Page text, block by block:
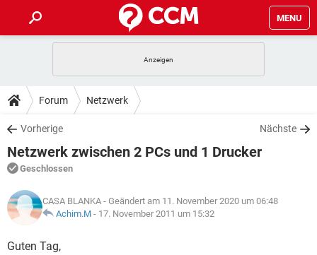
MENU
ANDROID
WINDOWS 10
WHATSAPP TIKTOK
FACEBOOK
TIPPS & TRICKS
SPIELE
WINDOWS 10
WHATSAPP
FACEBOOK HARDWARE
DOWNLOADS
SPIELE STREAMING
ANDROID
WINDOWS 10 INSTAGRAM
WHATSAPP
FACEBOOK
FORUM
SPIELE
ANDROID IOS
LEXIKON
SPIELE
ANDROID
Forum Netzwerk
Vorherige Nächste
Netzwerk zwischen 2 PCs und 1 Drucker
Geschlossen
CASA BLANKA - Geändert am 11. November 2020 um 06:48
Achim.M - 17. November 2011 um 15:32
Guten Tag,